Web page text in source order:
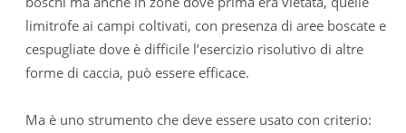
limitrofe ai campi coltivati, con presenza di aree boscate e
cespugliate dove è difficile l’esercizio risolutivo di altre
forme di caccia, può essere efficace.
Ma è uno strumento che deve essere usato con criterio: